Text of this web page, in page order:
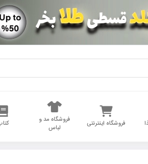
فروشگاه اینترنتی
فروشگاه مد و
لباس